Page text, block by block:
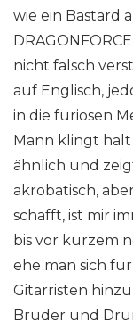
wie ein Bastard
nicht falsch
auf Englisch,
in die furiosen
Mann klingt halt
ähnlich und
akrobatisch,
schafft, ist mir
bis vor kurzem
ehe man sich
Gitarristen
Bruder und